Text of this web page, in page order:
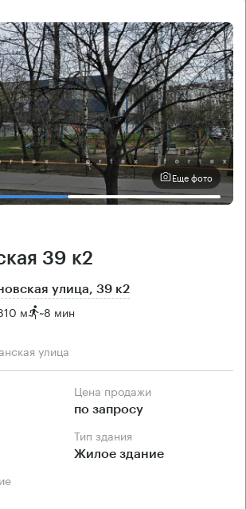
Еще фото
39 к2
улица, 39 к2
м ~8 мин
улица
Цена продажи
по запросу
Тип здания
Жилое здание